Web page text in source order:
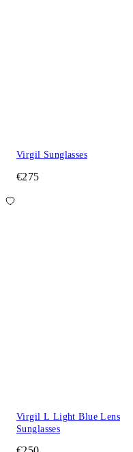
Virgil Sunglasses
€275
Virgil L Light Blue Lens
Sunglasses